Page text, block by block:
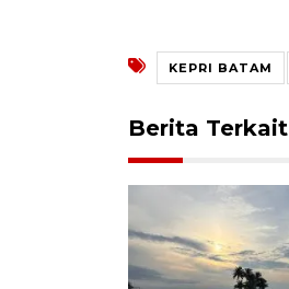
KEPRI BATAM
Berita Terkait